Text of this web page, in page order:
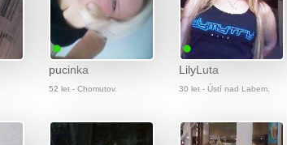
pucinka
52 let - Chomutov.
LilyLuta
30 let - Ústí nad Labem.